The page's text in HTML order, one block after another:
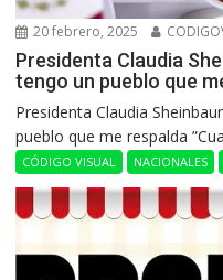
20 febrero, 2025
Presidenta Claudia
tengo un pueblo que
Presidenta Claudia
pueblo que me respalda
CÓDIGO VISUAL NACIONALES